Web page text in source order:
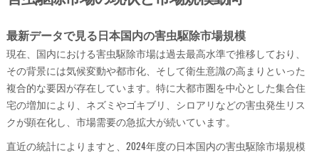
最新データで見る日本国内の害虫駆除市場規模
現在、国内における害虫駆除市場は過去最高水準で推移しており、
その背景には気候変動や都市化、そして衛生意識の高まりといった
複合的な要因が存在しています。特に大都市圏を中心とした集合住
宅の増加により、ネズミやゴキブリ、シロアリなどの害虫発生リス
クが顕在化し、市場需要の急拡大が続いています。
直近の統計によりますと、2024年度の日本国内の害虫駆除市場規模